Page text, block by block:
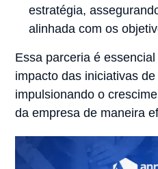
estratégia,
alinhada com os
Essa parceria é
impacto das iniciativas
impulsionando o
da empresa de maneira